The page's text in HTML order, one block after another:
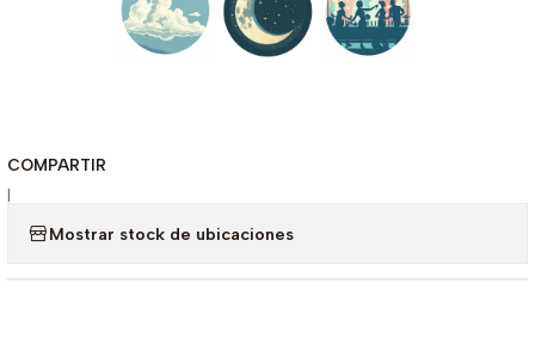
COMPARTIR
|
Mostrar stock de ubicaciones